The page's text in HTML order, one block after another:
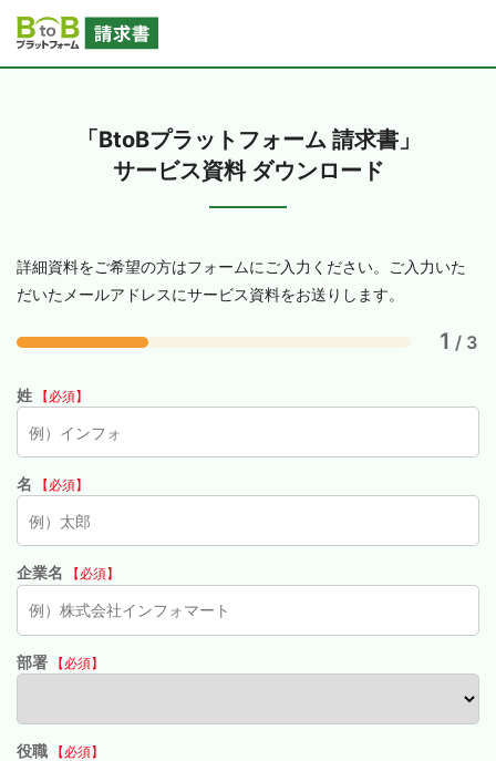
「BtoBプラットフォーム 請求書」
サービス資料 ダウンロード
詳細資料をご希望の方はフォームにご入力ください。ご入力いた
だいたメールアドレスにサービス資料をお送りします。
1 / 3
姓 【必須】
名 【必須】
企業名 【必須】
部署 【必須】
役職 【必須】